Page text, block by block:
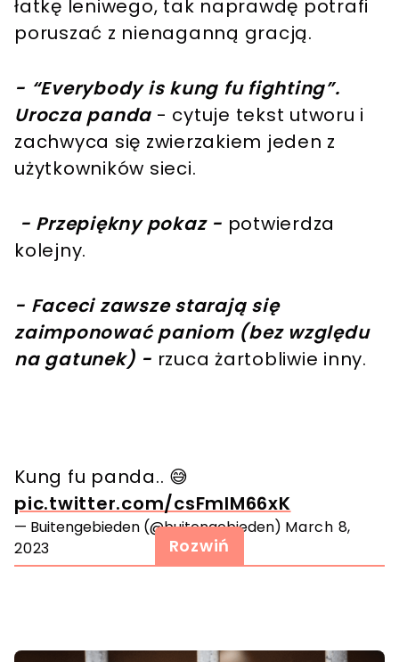
łatkę leniwego, tak naprawdę potrafi
poruszać z nienaganną gracją.
- “Everybody is kung fu fighting”.
Urocza panda - cytuje tekst utworu i
zachwyca się zwierzakiem jeden z
użytkowników sieci.
- Przepiękny pokaz - potwierdza
kolejny.
- Faceci zawsze starają się
zaimponować paniom (bez względu
na gatunek) - rzuca żartobliwie inny.
Kung fu panda.. 😅
pic.twitter.com/csFmIM66xK
— Buitengebieden (@buitengebieden) March 8,
2023
Rozwiń